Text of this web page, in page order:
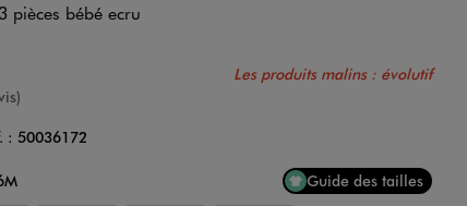
pièces bébé ecru
Les produits malins : évolutif
: 50036172
Guide des tailles